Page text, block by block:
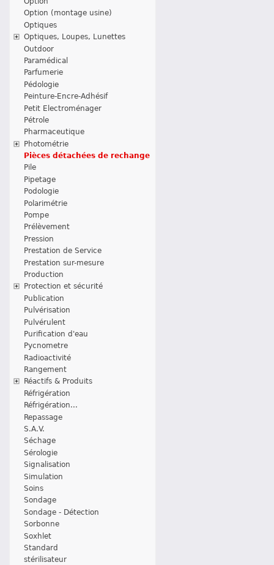
Option (montage usine)
Optiques
Optiques, Loupes, Lunettes
Outdoor
Paramédical
Parfumerie
Pédologie
Peinture-Encre-Adhésif
Petit Electroménager
Pétrole
Pharmaceutique
Photométrie
Pièces détachées de rechange
Pile
Pipetage
Podologie
Polarimétrie
Pompe
Prélèvement
Pression
Prestation de Service
Prestation sur-mesure
Production
Protection et sécurité
Publication
Pulvérisation
Pulvérulent
Purification d'eau
Pycnometre
Radioactivité
Rangement
Réactifs & Produits
Réfrigération
Réfrigération...
Repassage
S.A.V.
Séchage
Sérologie
Signalisation
Simulation
Soins
Sondage
Sondage - Détection
Sorbonne
Soxhlet
Standard
stérilisateur